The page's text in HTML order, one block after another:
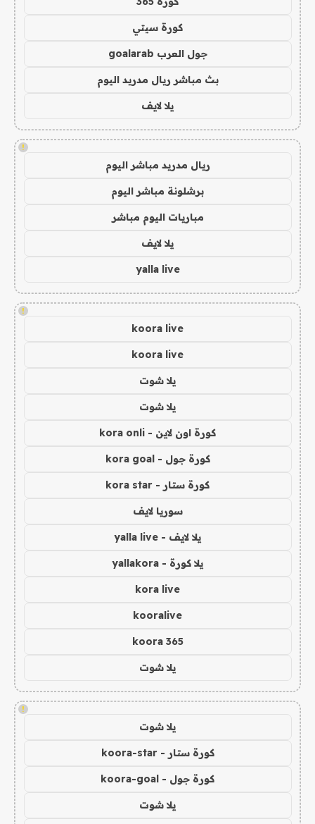
كورة سيتي
جول العرب goalarab
بث مباشر ريال مدريد اليوم
يلا لايف
!
ريال مدريد مباشر اليوم
برشلونة مباشر اليوم
مباريات اليوم مباشر
يلا لايف
yalla live
!
koora live
koora live
يلا شوت
يلا شوت
كورة اون لاين - kora onli
كورة جول - kora goal
كورة ستار - kora star
سوريا لايف
يلا لايف - yalla live
يلا كورة - yallakora
kora live
kooralive
koora 365
يلا شوت
!
يلا شوت
كورة ستار - koora-star
كورة جول - koora-goal
يلا شوت